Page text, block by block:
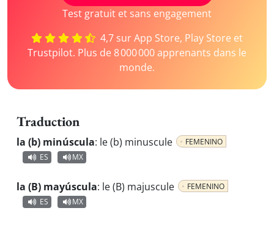
Test gratuit et sans engagement
4,7 sur App Store, Play Store et
Trustpilot. Plus de 8 000 000 apprenants dans le
monde.
Traduction
la (b) minúscula: le (b) minuscule
FEMENINO
ES
MX
la (B) mayúscula: le (B) majuscule
FEMENINO
ES
MX